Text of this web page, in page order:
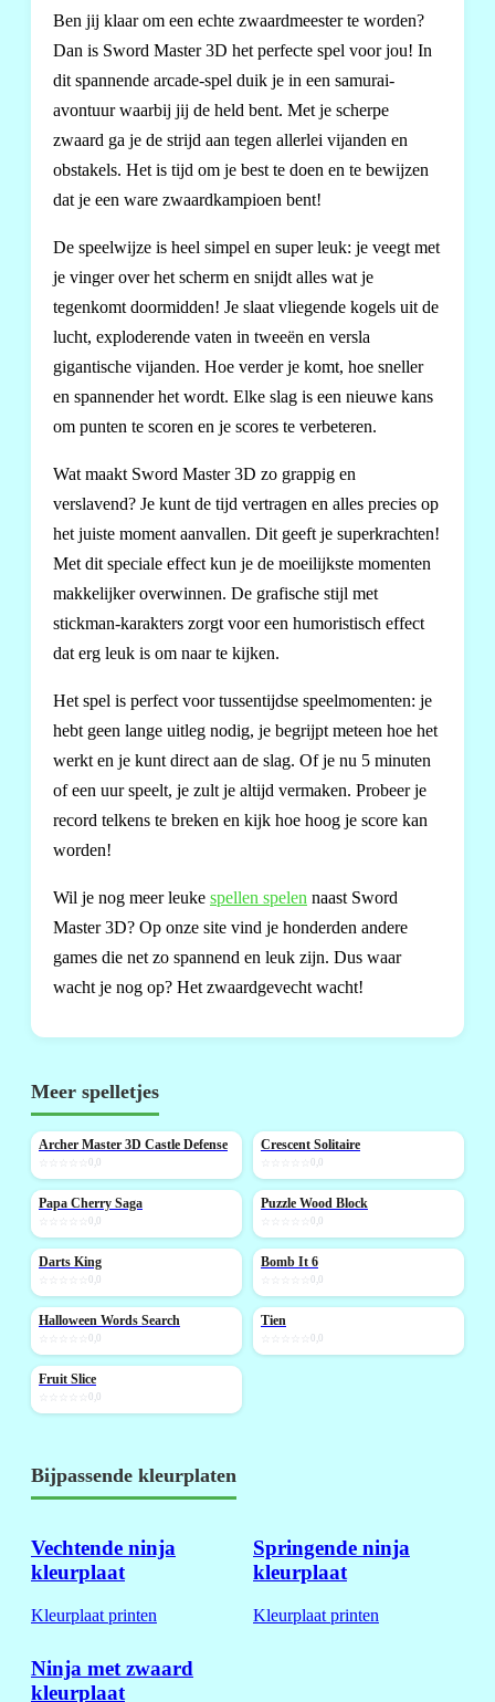
Ben jij klaar om een echte zwaardmeester te worden?
Dan is Sword Master 3D het perfecte spel voor jou! In
dit spannende arcade-spel duik je in een samurai-
avontuur waarbij jij de held bent. Met je scherpe
zwaard ga je de strijd aan tegen allerlei vijanden en
obstakels. Het is tijd om je best te doen en te bewijzen
dat je een ware zwaardkampioen bent!
De speelwijze is heel simpel en super leuk: je veegt met
je vinger over het scherm en snijdt alles wat je
tegenkomt doormidden! Je slaat vliegende kogels uit de
lucht, exploderende vaten in tweeën en versla
gigantische vijanden. Hoe verder je komt, hoe sneller
en spannender het wordt. Elke slag is een nieuwe kans
om punten te scoren en je scores te verbeteren.
Wat maakt Sword Master 3D zo grappig en
verslavend? Je kunt de tijd vertragen en alles precies op
het juiste moment aanvallen. Dit geeft je superkrachten!
Met dit speciale effect kun je de moeilijkste momenten
makkelijker overwinnen. De grafische stijl met
stickman-karakters zorgt voor een humoristisch effect
dat erg leuk is om naar te kijken.
Het spel is perfect voor tussentijdse speelmomenten: je
hebt geen lange uitleg nodig, je begrijpt meteen hoe het
werkt en je kunt direct aan de slag. Of je nu 5 minuten
of een uur speelt, je zult je altijd vermaken. Probeer je
record telkens te breken en kijk hoe hoog je score kan
worden!
Wil je nog meer leuke spellen spelen naast Sword
Master 3D? Op onze site vind je honderden andere
games die net zo spannend en leuk zijn. Dus waar
wacht je nog op? Het zwaardgevecht wacht!
Meer spelletjes
NIEUW
Archer Master 3D Castle Defense
0,0
NIEUW
Crescent Solitaire
0,0
NIEUW
Papa Cherry Saga
0,0
NIEUW
Puzzle Wood Block
0,0
NIEUW
Darts King
0,0
NIEUW
Bomb It 6
0,0
NIEUW
Halloween Words Search
0,0
Tien
0,0
NIEUW
Fruit Slice
0,0
Bijpassende kleurplaten
Vechtende ninja
kleurplaat
Kleurplaat printen
Springende ninja
kleurplaat
Kleurplaat printen
Ninja met zwaard
kleurplaat